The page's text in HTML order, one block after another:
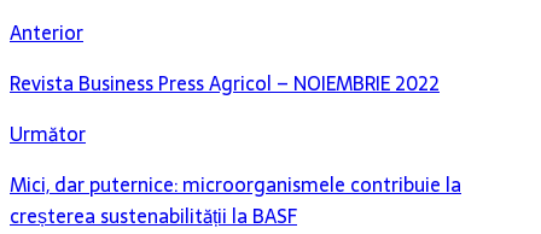
Anterior
Revista Business Press Agricol – NOIEMBRIE 2022
Următor
Mici, dar puternice: microorganismele contribuie la
creșterea sustenabilității la BASF